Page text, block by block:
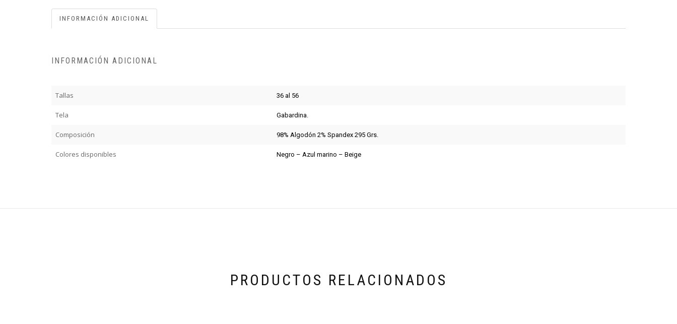
INFORMACIÓN ADICIONAL
INFORMACIÓN ADICIONAL
Tallas 36 al 56
Tela Gabardina.
Composición 98% Algodón 2% Spandex 295 Grs.
Colores disponibles Negro – Azul marino – Beige
PRODUCTOS RELACIONADOS